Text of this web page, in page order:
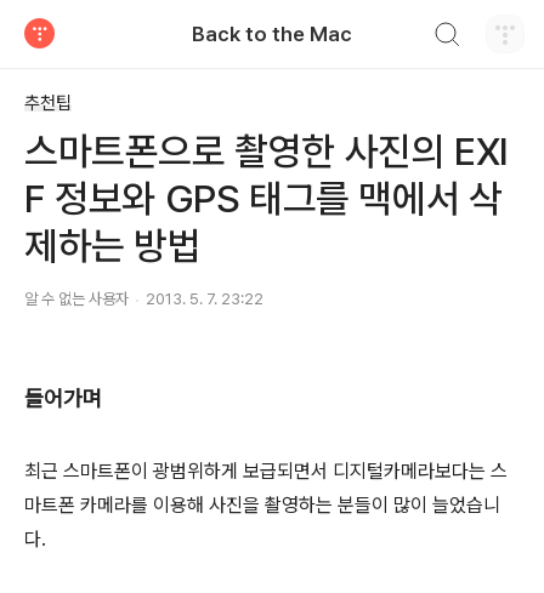
Back to the Mac
추천팁
스마트폰으로 촬영한 사진의 EXI
F 정보와 GPS 태그를 맥에서 삭
제하는 방법
알 수 없는 사용자 2013. 5. 7. 23:22
들어가며
최근 스마트폰이 광범위하게 보급되면서 디지털카메라보다는 스
마트폰 카메라를 이용해 사진을 촬영하는 분들이 많이 늘었습니
다.